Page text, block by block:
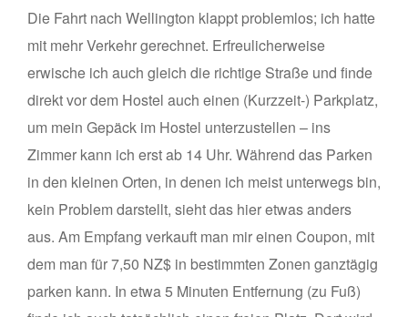
Die Fahrt nach Wellington klappt problemlos; ich hatte
mit mehr Verkehr gerechnet. Erfreulicherweise
erwische ich auch gleich die richtige Straße und finde
direkt vor dem Hostel auch einen (Kurzzeit-) Parkplatz,
um mein Gepäck im Hostel unterzustellen – ins
Zimmer kann ich erst ab 14 Uhr. Während das Parken
in den kleinen Orten, in denen ich meist unterwegs bin,
kein Problem darstellt, sieht das hier etwas anders
aus. Am Empfang verkauft man mir einen Coupon, mit
dem man für 7,50 NZ$ in bestimmten Zonen ganztägig
parken kann. In etwa 5 Minuten Entfernung (zu Fuß)